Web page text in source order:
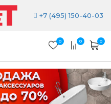
+7 (495) 150-40-03
0 0 0